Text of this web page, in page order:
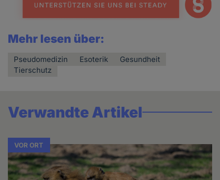
Mehr lesen über:
Pseudomedizin Esoterik
Gesundheit
Tierschutz
Verwandte Artikel
VOR ORT